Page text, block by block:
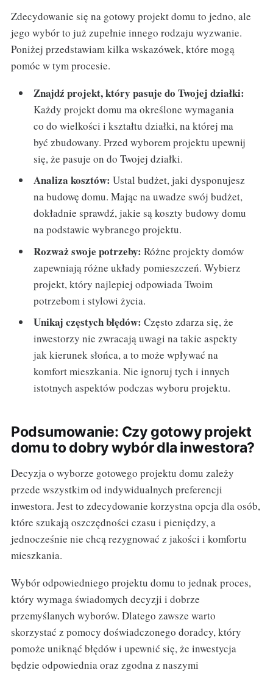
Zdecydowanie się na gotowy projekt domu to jedno, ale
jego wybór to już zupełnie innego rodzaju wyzwanie.
Poniżej przedstawiam kilka wskazówek, które mogą
pomóc w tym procesie.
Znajdź projekt, który pasuje do Twojej działki:
Każdy projekt domu ma określone wymagania
co do wielkości i kształtu działki, na której ma
być zbudowany. Przed wyborem projektu upewnij
się, że pasuje on do Twojej działki.
Analiza kosztów: Ustal budżet, jaki dysponujesz
na budowę domu. Mając na uwadze swój budżet,
dokładnie sprawdź, jakie są koszty budowy domu
na podstawie wybranego projektu.
Rozważ swoje potrzeby: Różne projekty domów
zapewniają różne układy pomieszczeń. Wybierz
projekt, który najlepiej odpowiada Twoim
potrzebom i stylowi życia.
Unikaj częstych błędów: Często zdarza się, że
inwestorzy nie zwracają uwagi na takie aspekty
jak kierunek słońca, a to może wpływać na
komfort mieszkania. Nie ignoruj tych i innych
istotnych aspektów podczas wyboru projektu.
Podsumowanie: Czy gotowy projekt
domu to dobry wybór dla inwestora?
Decyzja o wyborze gotowego projektu domu zależy
przede wszystkim od indywidualnych preferencji
inwestora. Jest to zdecydowanie korzystna opcja dla osób,
które szukają oszczędności czasu i pieniędzy, a
jednocześnie nie chcą rezygnować z jakości i komfortu
mieszkania.
Wybór odpowiedniego projektu domu to jednak proces,
który wymaga świadomych decyzji i dobrze
przemyślanych wyborów. Dlatego zawsze warto
skorzystać z pomocy doświadczonego doradcy, który
pomoże uniknąć błędów i upewnić się, że inwestycja
będzie odpowiednia oraz zgodna z naszymi